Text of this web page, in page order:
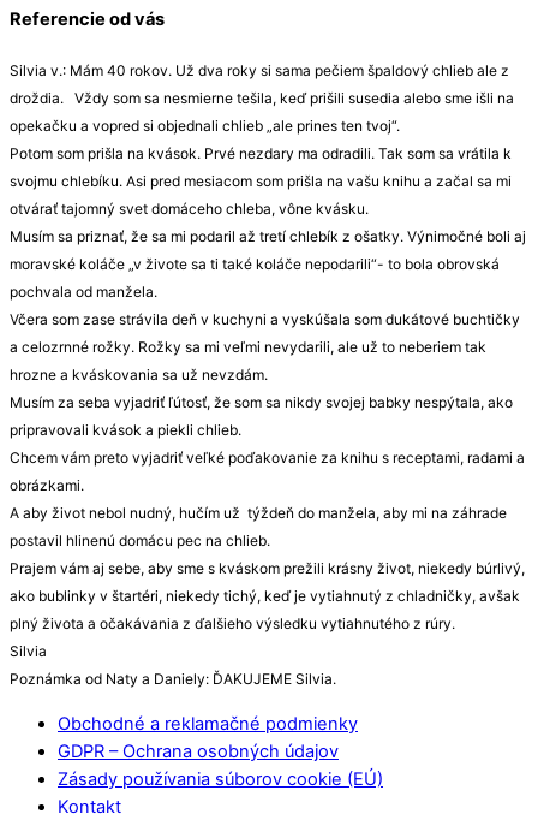
Referencie od vás
Silvia v.: Mám 40 rokov. Už dva roky si sama pečiem špaldový chlieb ale z
droždia. Vždy som sa nesmierne tešila, keď prišili susedia alebo sme išli na
opekačku a vopred si objednali chlieb „ale prines ten tvoj“.
Potom som prišla na kvások. Prvé nezdary ma odradili. Tak som sa vrátila k
svojmu chlebíku. Asi pred mesiacom som prišla na vašu knihu a začal sa mi
otvárať tajomný svet domáceho chleba, vône kvásku.
Musím sa priznať, že sa mi podaril až tretí chlebík z ošatky. Výnimočné boli aj
moravské koláče „v živote sa ti také koláče nepodarili“- to bola obrovská
pochvala od manžela.
Včera som zase strávila deň v kuchyni a vyskúšala som dukátové buchtičky
a celozrnné rožky. Rožky sa mi veľmi nevydarili, ale už to neberiem tak
hrozne a kváskovania sa už nevzdám.
Musím za seba vyjadriť ľútosť, že som sa nikdy svojej babky nespýtala, ako
pripravovali kvások a piekli chlieb.
Chcem vám preto vyjadriť veľké poďakovanie za knihu s receptami, radami a
obrázkami.
A aby život nebol nudný, hučím už týždeň do manžela, aby mi na záhrade
postavil hlinenú domácu pec na chlieb.
Prajem vám aj sebe, aby sme s kváskom prežili krásny život, niekedy búrlivý,
ako bublinky v štartéri, niekedy tichý, keď je vytiahnutý z chladničky, avšak
plný života a očakávania z ďalšieho výsledku vytiahnutého z rúry.
Silvia
Poznámka od Naty a Daniely: ĎAKUJEME Silvia.
Obchodné a reklamačné podmienky
GDPR – Ochrana osobných údajov
Zásady používania súborov cookie (EÚ)
Kontakt